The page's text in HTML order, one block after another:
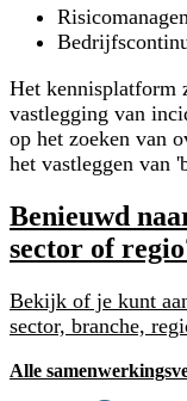
Het kennisplatform
vastlegging van
op het zoeken van
het vastleggen van
Benieuwd
sector of
Bekijk of je kunt
sector, branche,
Alle